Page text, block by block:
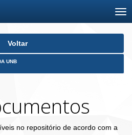
Voltar
UNB
no repositório de acordo com a